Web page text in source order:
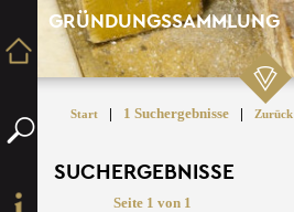
GRÜNDUNGSSAMMLUNG
Start | 1 Suchergebnisse | Zurück
SUCHERGEBNISSE
Seite 1 von 1